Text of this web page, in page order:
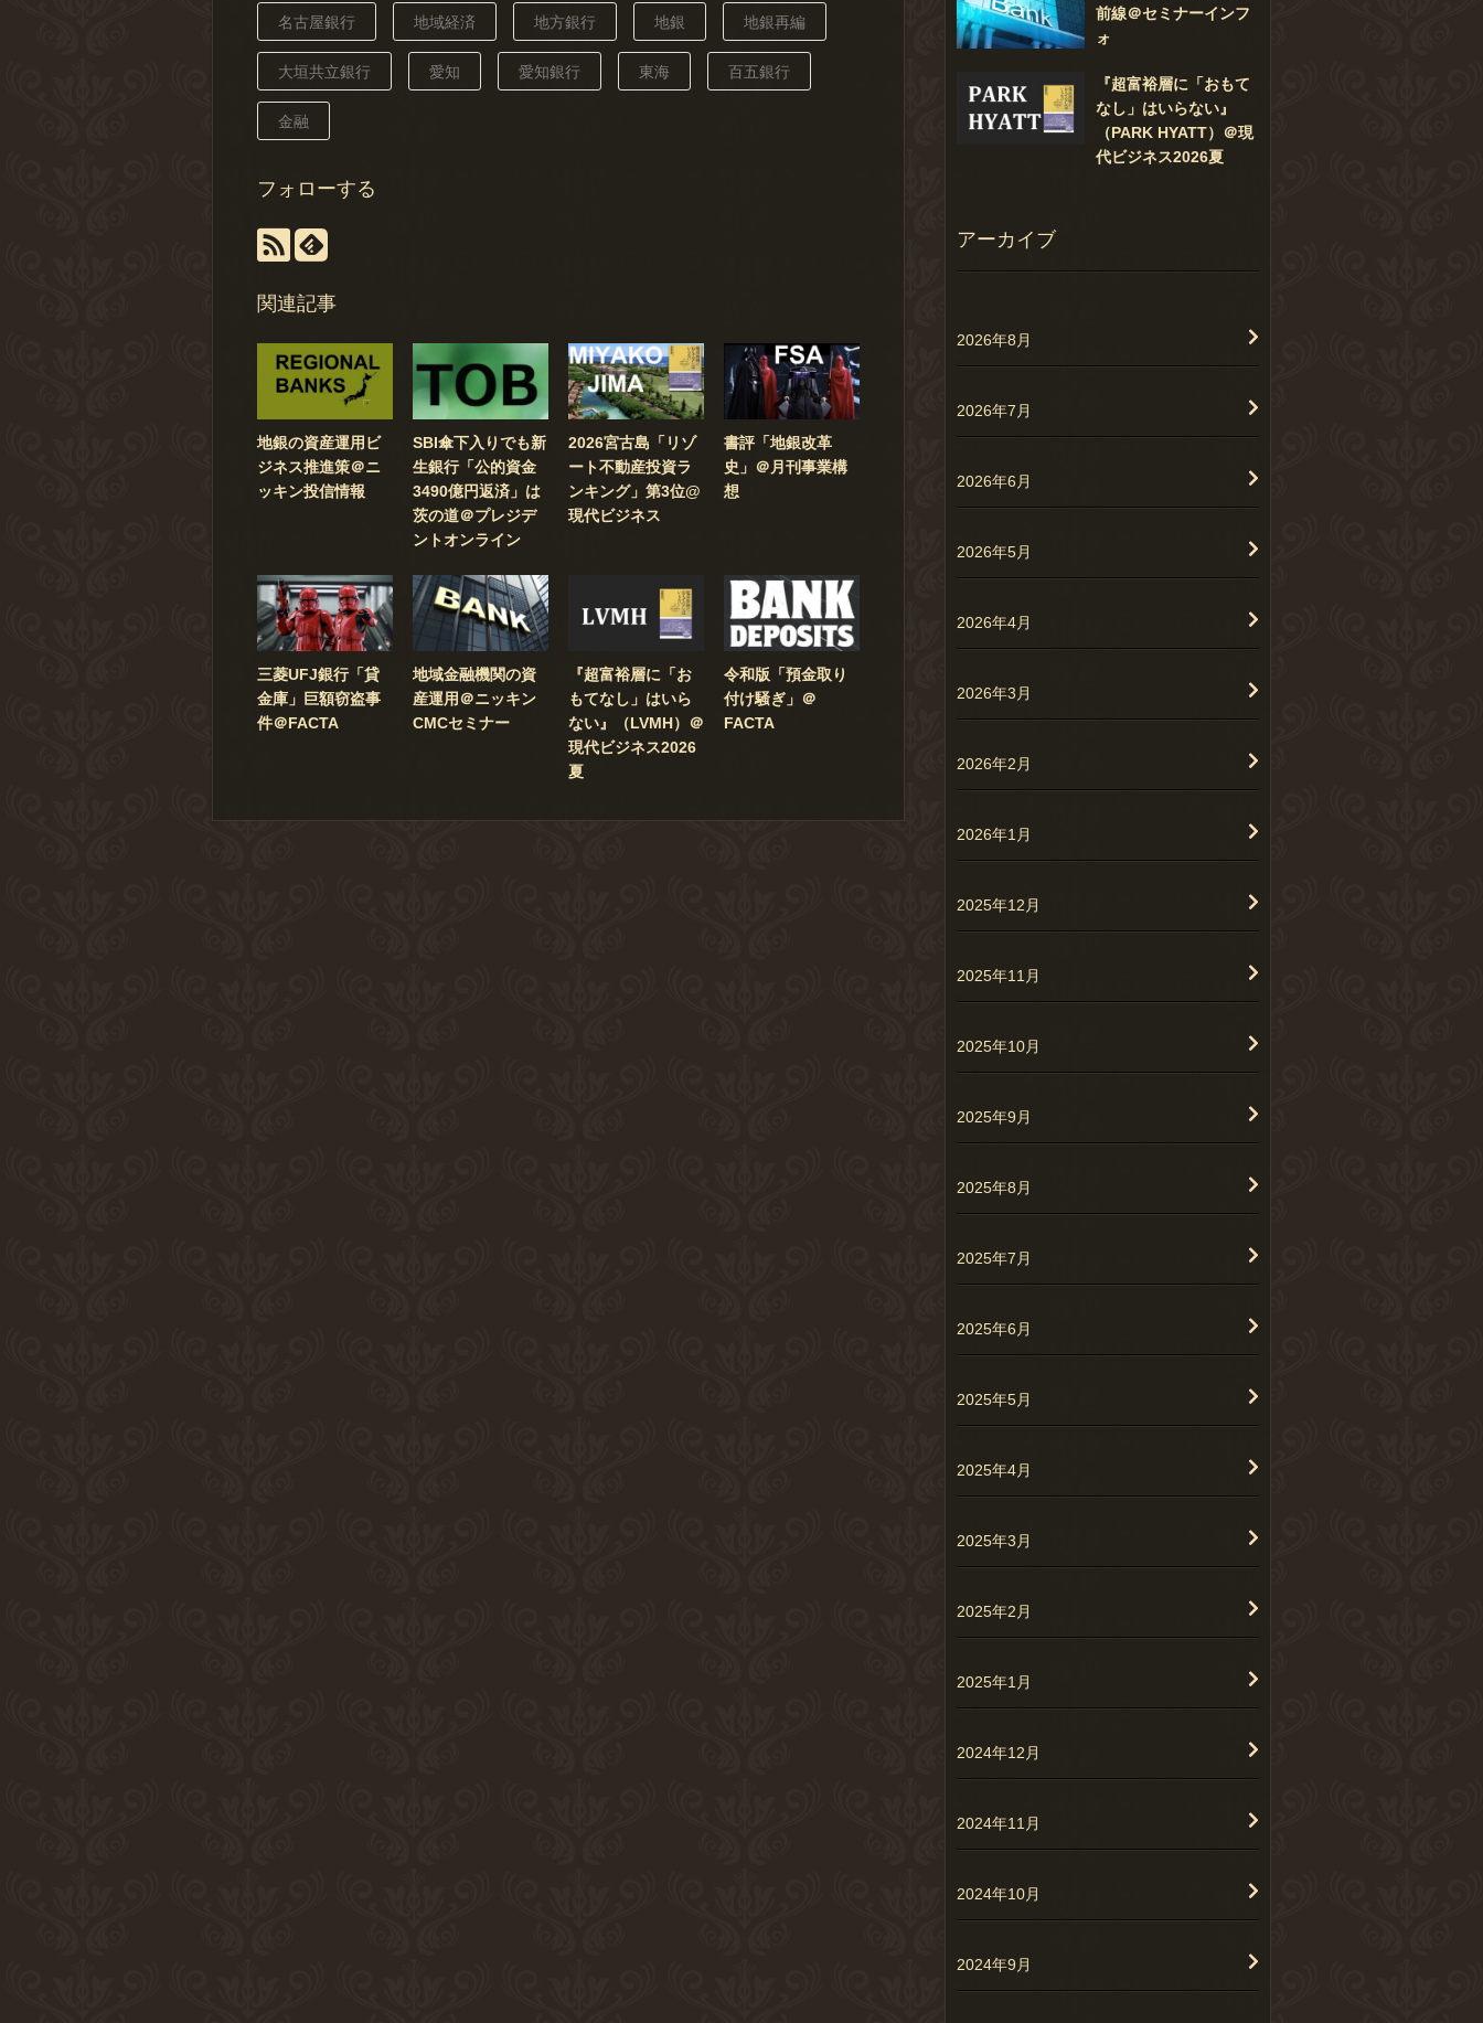
名古屋銀行 地域経済 地方銀行 地銀 地銀再編
大垣共立銀行 愛知 愛知銀行 東海 百五銀行
金融
フォローする
関連記事
地銀の資産運用ビ
ジネス推進策＠ニ
ッキン投信情報
SBI傘下入りでも新
生銀行「公的資金
3490億円返済」は
茨の道＠プレジデ
ントオンライン
2026宮古島「リゾ
ート不動産投資ラ
ンキング」第3位@
現代ビジネス
書評「地銀改革
史」＠月刊事業構
想
三菱UFJ銀行「貸
金庫」巨額窃盗事
件＠FACTA
地域金融機関の資
産運用＠ニッキン
CMCセミナー
『超富裕層に「お
もてなし」はいら
ない』（LVMH）＠
現代ビジネス2026
夏
令和版「預金取り
付け騒ぎ」＠
FACTA
前線＠セミナーインフ
ォ
『超富裕層に「おもて
なし」はいらない』
（PARK HYATT）＠現
代ビジネス2026夏
アーカイブ
2026年8月
2026年7月
2026年6月
2026年5月
2026年4月
2026年3月
2026年2月
2026年1月
2025年12月
2025年11月
2025年10月
2025年9月
2025年8月
2025年7月
2025年6月
2025年5月
2025年4月
2025年3月
2025年2月
2025年1月
2024年12月
2024年11月
2024年10月
2024年9月